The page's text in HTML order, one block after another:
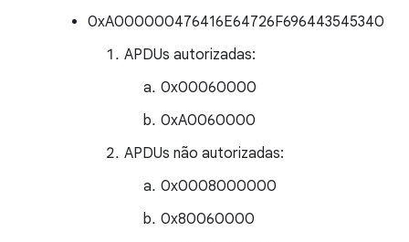
0xA000000476416E64726F696443545340
APDUs autorizadas:
0x00060000
0xA0060000
APDUs não autorizadas:
0x0008000000
0x80060000